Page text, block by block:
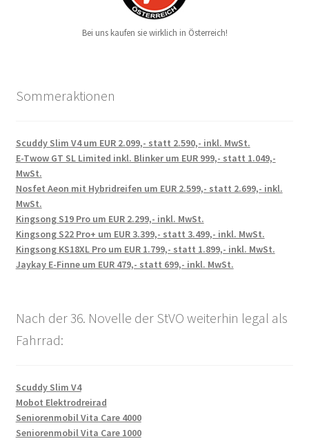
Bei uns kaufen sie wirklich in Österreich!
Sommeraktionen
Scuddy Slim V4 um EUR 2.099,- statt 2.590,- inkl. MwSt.
E-Twow GT SL Limited inkl. Blinker um EUR 999,- statt 1.049,-
MwSt.
Nosfet Aeon mit Hybridreifen um EUR 2.599,- statt 2.699,- inkl.
MwSt.
Kingsong S19 Pro um EUR 2.299,- inkl. MwSt.
Kingsong S22 Pro+ um EUR 3.399,- statt 3.499,- inkl. MwSt.
Kingsong KS18XL Pro um EUR 1.799,- statt 1.899,- inkl. MwSt.
Jaykay E-Finne um EUR 479,- statt 699,- inkl. MwSt.
Nach der 36. Novelle der StVO weiterhin legal als
Fahrrad:
Scuddy Slim V4
Mobot Elektrodreirad
Seniorenmobil Vita Care 4000
Seniorenmobil Vita Care 1000